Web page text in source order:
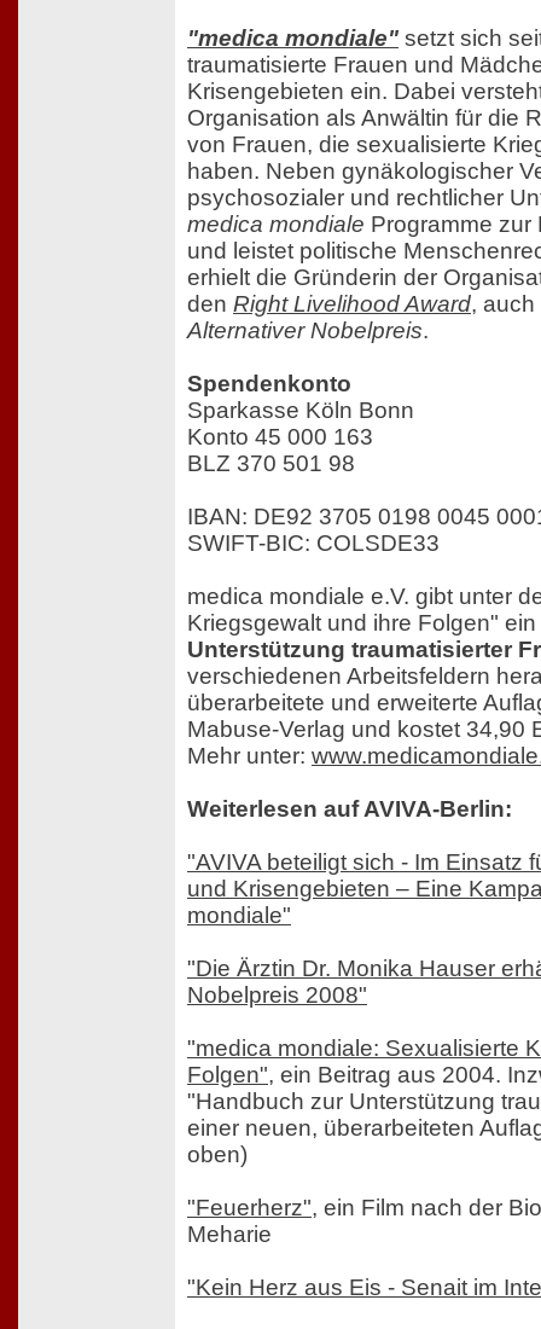
"medica mondiale" setzt sich
traumatisierte Frauen und
Krisengebieten ein. Dabei
Organisation als Anwältin für die
von Frauen, die sexualisierte
haben. Neben gynäkologischer
psychosozialer und rechtlicher
medica mondiale Programme zur
und leistet politische
erhielt die Gründerin der
den Right Livelihood Award,
Alternativer Nobelpreis.
Spendenkonto
Sparkasse Köln Bonn
Konto 45 000 163
BLZ 370 501 98
IBAN: DE92 3705 0198 0045
SWIFT-BIC: COLSDE33
medica mondiale e.V. gibt unter
Kriegsgewalt und ihre Folgen" ein
Unterstützung traumatisierter
verschiedenen Arbeitsfeldern
überarbeitete und erweiterte
Mabuse-Verlag und kostet 34,90
Mehr unter:
Weiterlesen auf AVIVA-Berlin:
"AVIVA beteiligt sich - Im Einsatz
und Krisengebieten – Eine
mondiale"
"Die Ärztin Dr. Monika Hauser
Nobelpreis 2008"
"medica mondiale: Sexualisierte
Folgen", ein Beitrag aus 2004.
"Handbuch zur Unterstützung
einer neuen, überarbeiteten
oben)
"Feuerherz", ein Film nach der
Meharie
"Kein Herz aus Eis - Senait im